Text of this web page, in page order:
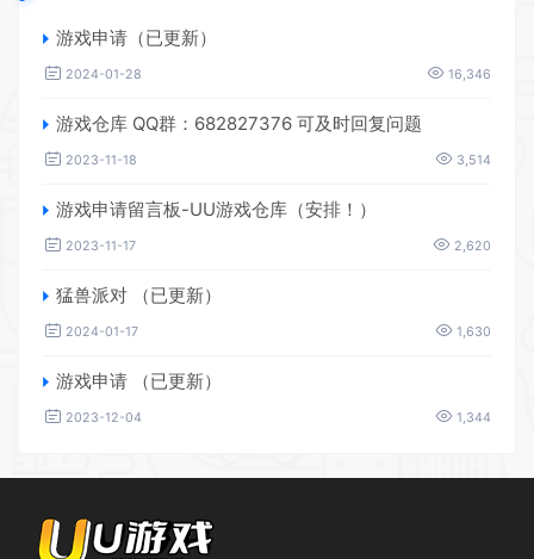
游戏申请（已更新）
2024-01-28 16,346
游戏仓库 QQ群：682827376 可及时回复问题
2023-11-18 3,514
游戏申请留言板-UU游戏仓库（安排！）
2023-11-17 2,620
猛兽派对 （已更新）
2024-01-17 1,630
游戏申请 （已更新）
2023-12-04 1,344